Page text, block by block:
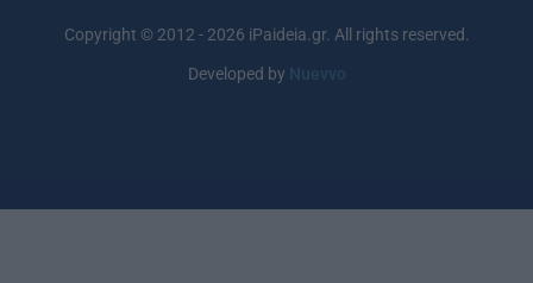
Copyright © 2012 - 2026 iPaideia.gr. All rights reserved.
Developed by